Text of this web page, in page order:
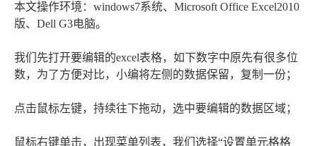
本文操作环境：windows7系统、Microsoft Office Excel2010
版、Dell G3电脑。
我们先打开要编辑的excel表格，如下数字中原先有很多位
数，为了方便对比，小编将左侧的数据保留，复制一份；
点击鼠标左键，持续往下拖动，选中要编辑的数据区域；
鼠标右键单击，出现菜单列表，我们选择“设置单元格格